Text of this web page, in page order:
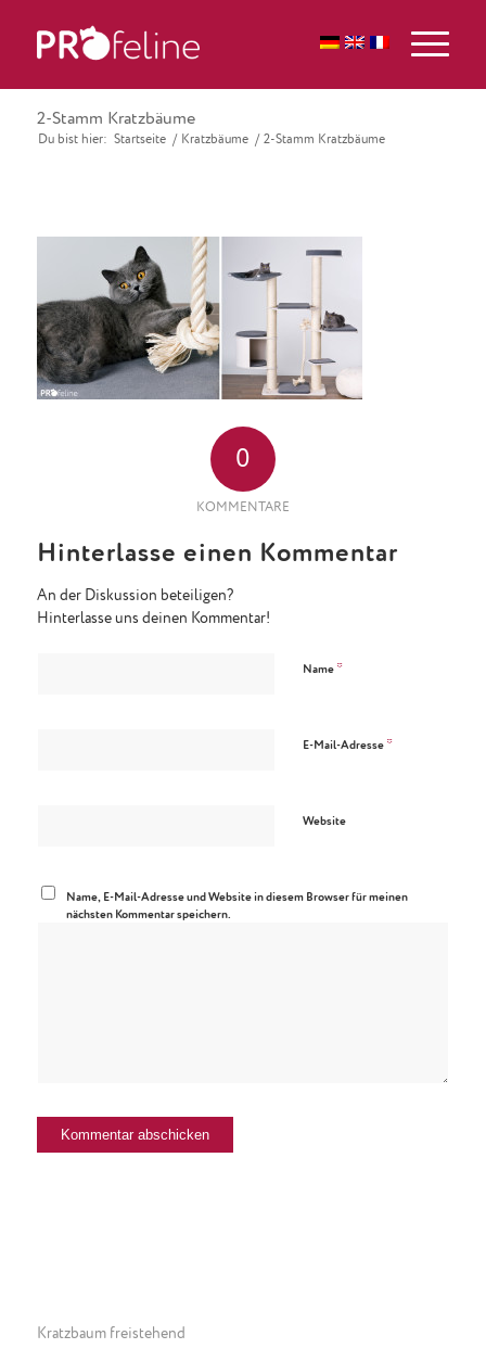
2-Stamm Kratzbäume
Du bist hier: Startseite / Kratzbäume / 2-Stamm Kratzbäume
0
KOMMENTARE
Hinterlasse einen Kommentar
An der Diskussion beteiligen?
Hinterlasse uns deinen Kommentar!
Name *
E-Mail-Adresse *
Website
Name, E-Mail-Adresse und Website in diesem Browser für meinen
nächsten Kommentar speichern.
Kratzbaum freistehend